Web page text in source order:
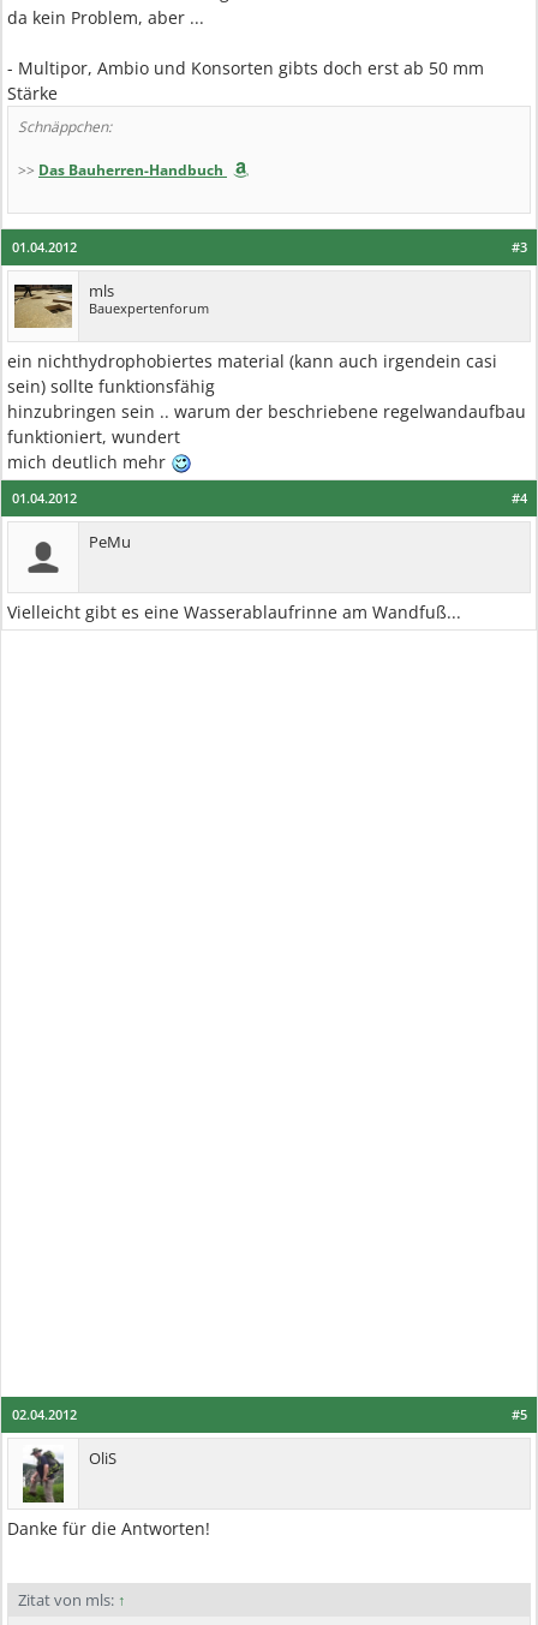
da kein Problem, aber ...
- Multipor, Ambio und Konsorten gibts doch erst ab 50 mm
Stärke
Schnäppchen:
>> Das Bauherren-Handbuch
#3
01.04.2012
mls
Bauexpertenforum
ein nichthydrophobiertes material (kann auch irgendein casi
sein) sollte funktionsfähig
hinzubringen sein .. warum der beschriebene regelwandaufbau
funktioniert, wundert
mich deutlich mehr
#4
01.04.2012
PeMu
Vielleicht gibt es eine Wasserablaufrinne am Wandfuß...
#5
02.04.2012
OliS
Danke für die Antworten!
Zitat von mls: ↑